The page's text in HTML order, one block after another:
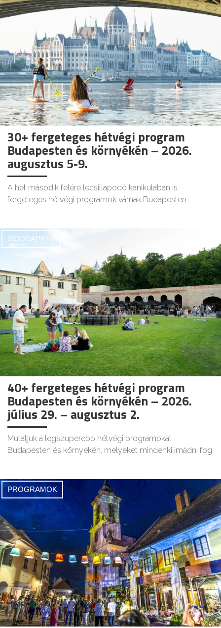
30+ fergeteges hétvégi program
Budapesten és környékén – 2026.
augusztus 5-9.
A hét második felére lecsillapodó kánikulában is
fergeteges hétvégi programok várnak Budapesten.
GOODAPEST
40+ fergeteges hétvégi program
Budapesten és környékén – 2026.
július 29. – augusztus 2.
Mutatjuk a legszuperebb hétvégi programokat
Budapesten és környékén, melyeket mindenki imádni fog.
PROGRAMOK